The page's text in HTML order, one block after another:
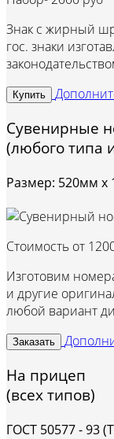
Знак с жирный
гос. знаки
Купить
Сувенирные
(любого типа
Размер: 520мм х
Стоимость от
Изготовим
и другие
любой вариант
Заказать
На прицеп
(всех типов)
ГОСТ 50577 - 93